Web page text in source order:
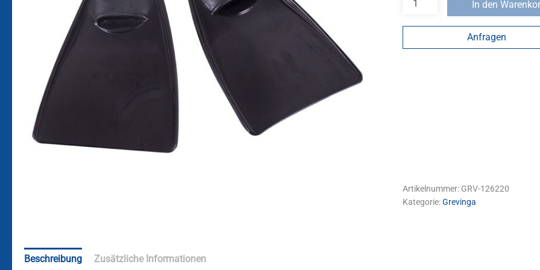
In den
Anfragen
Artikelnummer: GRV-126220
Kategorie:Grevinga
Beschreibung Zusätzliche Informationen